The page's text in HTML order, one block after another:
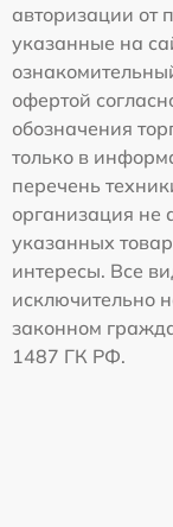
авторизации от
указанные на
офертой
обозначения
только в
перечень
организация
указанных
интересы. Все
исключительно
законном
1487 ГК РФ.